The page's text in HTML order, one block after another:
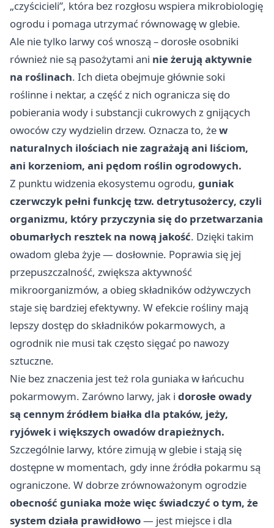
„czyścicieli”, która bez rozgłosu wspiera mikrobiologię
ogrodu i pomaga utrzymać równowagę w glebie.
Ale nie tylko larwy coś wnoszą – dorosłe osobniki
również nie są pasożytami ani nie żerują aktywnie
na roślinach. Ich dieta obejmuje głównie soki
roślinne i nektar, a część z nich ogranicza się do
pobierania wody i substancji cukrowych z gnijących
owoców czy wydzielin drzew. Oznacza to, żew
naturalnych ilościach nie zagrażają ani liściom,
ani korzeniom, ani pędom roślin ogrodowych.
Z punktu widzenia ekosystemu ogrodu, guniak
czerwczyk pełni funkcję tzw. detrytusożercy, czyli
organizmu, który przyczynia się do przetwarzania
obumarłych resztek na nową jakość. Dzięki takim
owadom gleba żyje — dosłownie. Poprawia się jej
przepuszczalność, zwiększa aktywność
mikroorganizmów, a obieg składników odżywczych
staje się bardziej efektywny. W efekcie rośliny mają
lepszy dostęp do składników pokarmowych, a
ogrodnik nie musi tak często sięgać po nawozy
sztuczne.
Nie bez znaczenia jest też rola guniaka w łańcuchu
pokarmowym. Zarówno larwy, jak i dorosłe owady
są cennym źródłem białka dla ptaków, jeży,
ryjówek i większych owadów drapieżnych.
Szczególnie larwy, które zimują w glebie i stają się
dostępne w momentach, gdy inne źródła pokarmu są
ograniczone. W dobrze zrównoważonym ogrodzie
obecność guniaka może więc świadczyć o tym, że
system działa prawidłowo— jest miejsce i dla